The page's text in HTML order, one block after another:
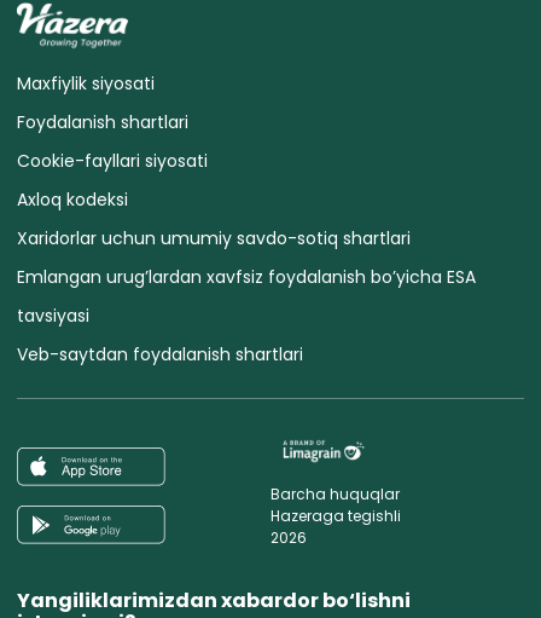
Maxfiylik siyosati
Foydalanish shartlari
Cookie-fayllari siyosati
Axloq kodeksi
Xaridorlar uchun umumiy savdo-sotiq shartlari
Emlangan urug’lardan xavfsiz foydalanish bo’yicha ESA
tavsiyasi
Veb-saytdan foydalanish shartlari
Barcha huquqlar
Hazeraga tegishli
2026
Yangiliklarimizdan xabardor bo‘lishni